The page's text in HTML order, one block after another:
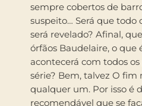
sempre cobertos de
suspeito… Será que
será revelado? Afinal,
órfãos Baudelaire, o que
acontecerá com todos
série? Bem, talvez O fim
qualquer um. Por isso é
recomendável que se